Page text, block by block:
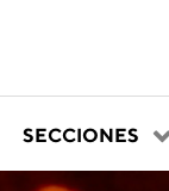
SECCIONES